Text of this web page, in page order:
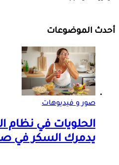
أحدث الموضوعات
صور و فيديوهات
الحلويات في نظام
يدمرك السكر في